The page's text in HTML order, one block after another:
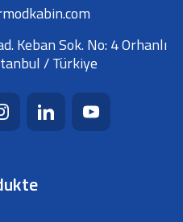
Keban Sok. No: 4 Orhanlı
/ Türkiye